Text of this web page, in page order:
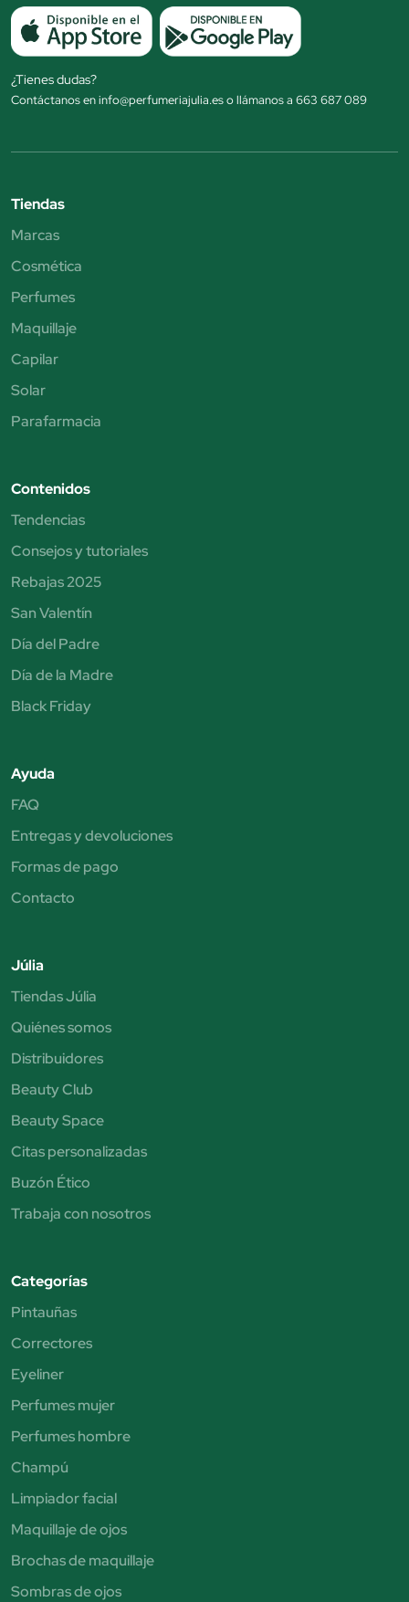
¿Tienes dudas?
Contáctanos en info@perfumeriajulia.es o llámanos a 663 687 089
Tiendas
Marcas
Cosmética
Perfumes
Maquillaje
Capilar
Solar
Parafarmacia
Contenidos
Tendencias
Consejos y tutoriales
Rebajas 2025
San Valentín
Día del Padre
Día de la Madre
Black Friday
Ayuda
FAQ
Entregas y devoluciones
Formas de pago
Contacto
Júlia
Tiendas Júlia
Quiénes somos
Distribuidores
Beauty Club
Beauty Space
Citas personalizadas
Buzón Ético
Trabaja con nosotros
Categorías
Pintauñas
Correctores
Eyeliner
Perfumes mujer
Perfumes hombre
Champú
Limpiador facial
Maquillaje de ojos
Brochas de maquillaje
Sombras de ojos